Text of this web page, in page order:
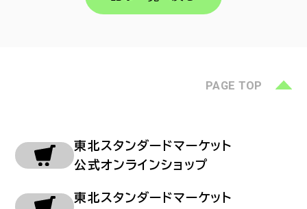
PAGE TOP
東北スタンダードマーケット
公式オンラインショップ
東北スタンダードマーケット